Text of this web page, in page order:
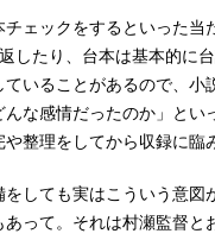
ェックをするといった当
したり、台本は基本的に
いることがあるので、小
な感情だったのか」とい
整理をしてから収録に臨
しても実はこういう意図
って。それは村瀬監督と